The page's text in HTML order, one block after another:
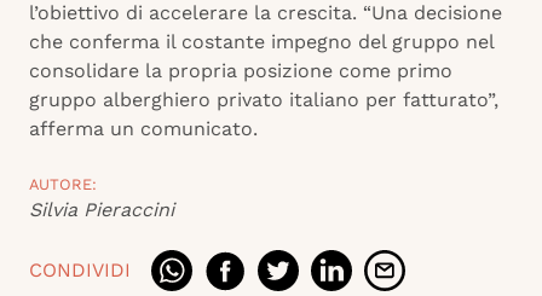
l’obiettivo di accelerare la crescita. “Una decisione
che conferma il costante impegno del gruppo nel
consolidare la propria posizione come primo
gruppo alberghiero privato italiano per fatturato”,
afferma un comunicato.
AUTORE:
Silvia Pieraccini
CONDIVIDI